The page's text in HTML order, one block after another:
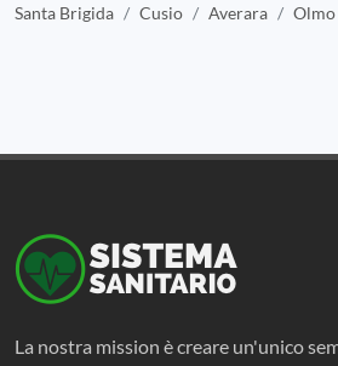
Santa Brigida
Cusio Averara Olmo
La nostra mission è creare un'unico